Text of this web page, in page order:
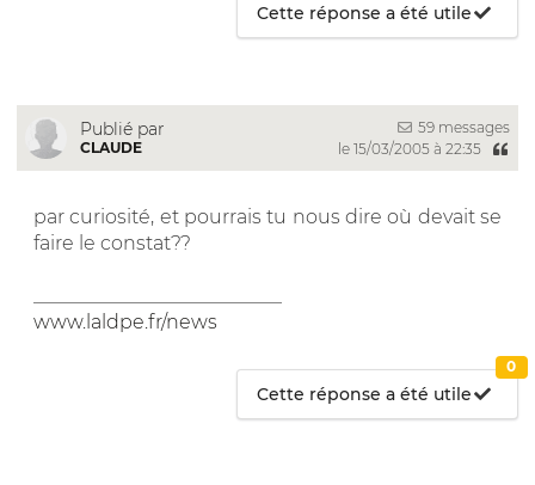
Cette réponse a été utile
Publié par
CLAUDE
59 messages
le 15/03/2005 à 22:35
par curiosité, et pourrais tu nous dire où devait se
faire le constat??
www.laldpe.fr/news
Cette réponse a été utile
0